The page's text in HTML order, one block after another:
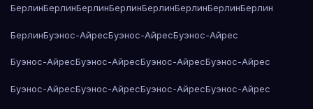
БерлинБерлинБерлинБерлинБерлинБерлинБерлинБерлин
БерлинБуэнос-АйресБуэнос-АйресБуэнос-Айрес
Буэнос-АйресБуэнос-АйресБуэнос-АйресБуэнос-Айрес
Буэнос-АйресБуэнос-АйресБуэнос-АйресБуэнос-Айрес